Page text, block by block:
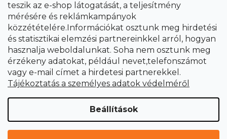
teszik az e-shop látogatását, a teljesítmény
mérésére és reklámkampányok
közzétételére.Információkat osztunk meg hirdetési
és statisztikai elemzési partnereinkkel arról, hogyan
hasznalja weboldalunkat. Soha nem osztunk meg
érzékeny adatokat, például nevet,telefonszámot
vagy e-mail címet a hirdetesi partnerekkel.
Tájékoztatás a személyes adatok védelméről
Beállítások
Shoptet Premium készítette
beállítások szerkesztése